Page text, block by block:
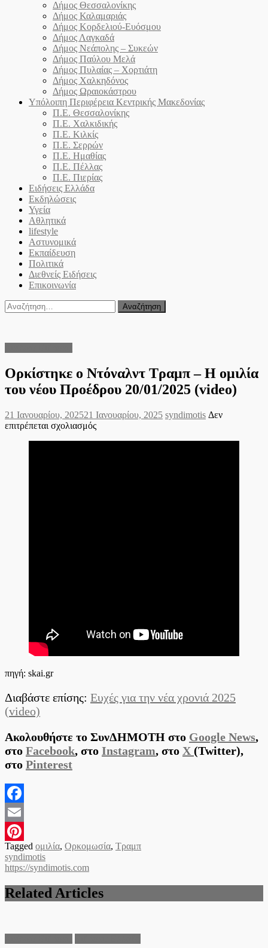
Δήμος Θεσσαλονίκης
Δήμος Καλαμαριάς
Δήμος Κορδελιού-Ευόσμου
Δήμος Λαγκαδά
Δήμος Νεάπολης – Συκεών
Δήμος Παύλου Μελά
Δήμος Πυλαίας – Χορτιάτη
Δήμος Χαλκηδόνος
Δήμος Ωραιοκάστρου
Υπόλοιπη Περιφέρεια Κεντρικής Μακεδονίας
Π.Ε. Θεσσαλονίκης
Π.Ε. Χαλκιδικής
Π.Ε. Κιλκίς
Π.Ε. Σερρών
Π.Ε. Ημαθίας
Π.Ε. Πέλλας
Π.Ε. Πιερίας
Ειδήσεις Ελλάδα
Εκδηλώσεις
Υγεία
Αθλητικά
lifestyle
Αστυνομικά
Εκπαίδευση
Πολιτικά
Διεθνείς Ειδήσεις
Επικοινωνία
Αναζήτηση
για:
Ορκίστηκε ο Ντόναλντ Τραμπ – Η ομιλία
του νέου Προέδρου 20/01/2025 (video)
Posted
on
21 Ιανουαρίου, 202521 Ιανουαρίου, 2025 Author
syndimotis Δεν
επιτρέπεται σχολιασμόςστο
πηγή: skai.gr
Διαβάστε επίσης: Ευχές για την νέα χρονιά 2025
(video)
Ακολουθήστε το ΣυνΔΗΜΟΤΗ στο Google News,
στο Facebook, στο Instagram, στο X (Twitter),
στο Pinterest
Facebook
Email
Pinterest
Tagged ομιλία, Ορκομωσία, Τραμπ
syndimotis
https://syndimotis.com
Related Articles